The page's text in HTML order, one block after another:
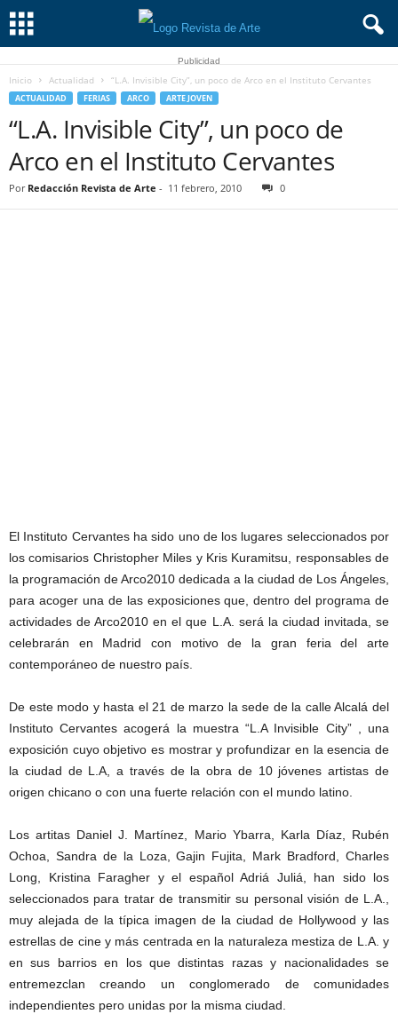
Publicidad
Inicio Actualidad “L.A. Invisible City”, un poco de Arco en el Instituto Cervantes
ACTUALIDAD FERIAS ARCO ARTE JOVEN
“L.A. Invisible City”, un poco de
Arco en el Instituto Cervantes
Por Redacción Revista de Arte - 11 febrero, 2010 0
El Instituto Cervantes ha sido uno de los lugares seleccionados por
los comisarios Christopher Miles y Kris Kuramitsu, responsables de
la programación de Arco2010 dedicada a la ciudad de Los Ángeles,
para acoger una de las exposiciones que, dentro del programa de
actividades de Arco2010 en el que L.A. será la ciudad invitada, se
celebrarán en Madrid con motivo de la gran feria del arte
contemporáneo de nuestro país.
De este modo y hasta el 21 de marzo la sede de la calle Alcalá del
Instituto Cervantes acogerá la muestra “L.A Invisible City” , una
exposición cuyo objetivo es mostrar y profundizar en la esencia de
la ciudad de L.A, a través de la obra de 10 jóvenes artistas de
origen chicano o con una fuerte relación con el mundo latino.
Los artitas Daniel J. Martínez, Mario Ybarra, Karla Díaz, Rubén
Ochoa, Sandra de la Loza, Gajin Fujita, Mark Bradford, Charles
Long, Kristina Faragher y el español Adriá Juliá, han sido los
seleccionados para tratar de transmitir su personal visión de L.A.,
muy alejada de la típica imagen de la ciudad de Hollywood y las
estrellas de cine y más centrada en la naturaleza mestiza de L.A. y
en sus barrios en los que distintas razas y nacionalidades se
entremezclan creando un conglomerado de comunidades
independientes pero unidas por la misma ciudad.